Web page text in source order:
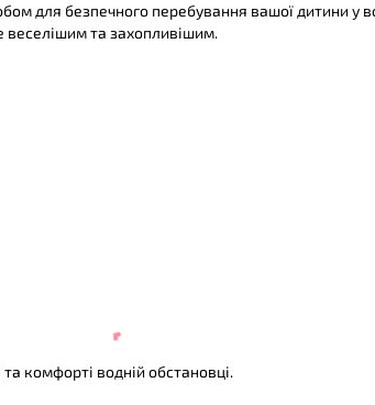
для безпечного перебування вашої дитини у
веселішим та захопливішим.
комфорті водній обстановці.